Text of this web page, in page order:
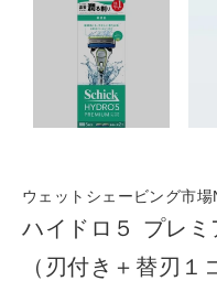
ウェットシェービング市
ハイドロ５ プレ
（刃付き＋替刃１